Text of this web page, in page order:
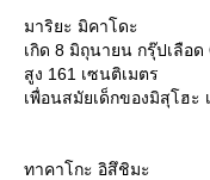
มาริยะ มิคาโดะ
เกิด 8 มิถุนายน กรุ๊ปเลือด
สูง 161 เซนติเมตร
เพื่อนสมัยเด็กของมิสุโฮะ
ทาคาโกะ อิสึชิมะ